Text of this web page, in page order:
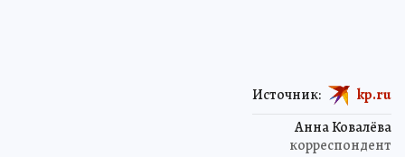
Анна Ковалёва
корреспондент
Источник: kp.ru